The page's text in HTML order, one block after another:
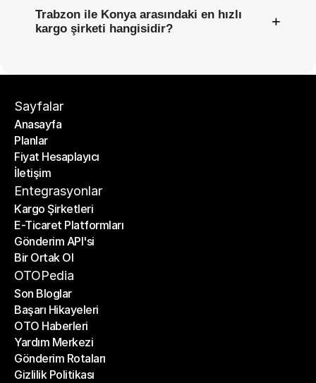
Trabzon ile Konya arasındaki en hızlı
kargo şirketi hangisidir?
+
Sayfalar
Anasayfa
Anasayfa
Planlar
Planlar
Fiyat Hesaplayıcı
Fiyat Hesaplayıcı
İletişim
İletişim
Entegrasyonlar
Kargo Şirketleri
Kargo Şirketleri
E-Ticaret Platformları
E-Ticaret Platformları
Gönderim API'si
Gönderim API'si
Bir Ortak Ol
Bir Ortak Ol
OTOPedia
Son Bloglar
Son Bloglar
Başarı Hikayeleri
Başarı Hikayeleri
OTO Haberleri
OTO Haberleri
Yardım Merkezi
Yardım Merkezi
Gönderim Rotaları
Gönderim Rotaları
Gizlilik Politikası